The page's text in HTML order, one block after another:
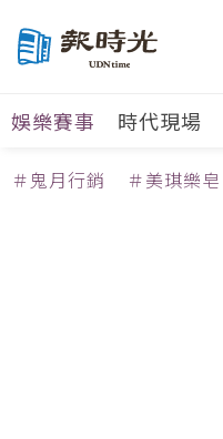
娛樂賽事 時代現場
＃鬼月行銷 ＃美琪樂皂